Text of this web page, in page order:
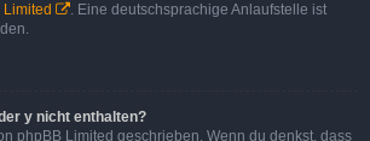
Limited
. Eine deutschsprachige Anlaufstelle ist
y nicht enthalten?
phpBB Limited geschrieben. Wenn du denkst, dass